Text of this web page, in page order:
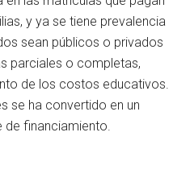
y ya se tiene prevalencia
sean públicos o privados
parciales o completas,
de los costos educativos.
se ha convertido en un
financiamiento.